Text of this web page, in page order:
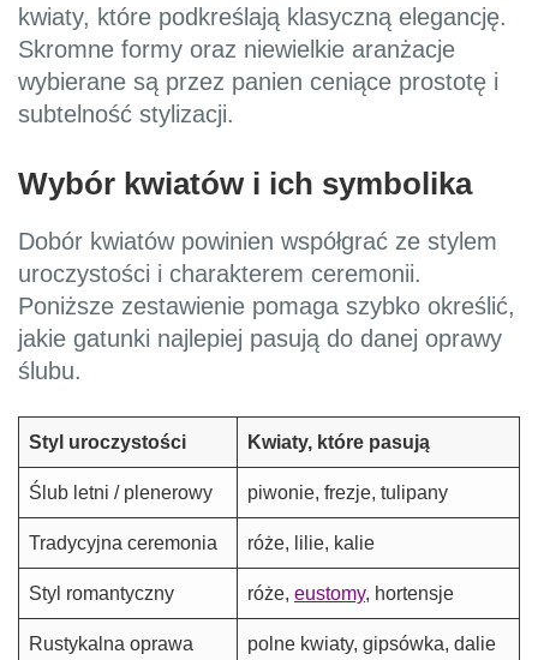
kwiaty, które podkreślają klasyczną elegancję.
Skromne formy oraz niewielkie aranżacje
wybierane są przez panien ceniące prostotę i
subtelność stylizacji.
Wybór kwiatów i ich symbolika
Dobór kwiatów powinien współgrać ze stylem
uroczystości i charakterem ceremonii.
Poniższe zestawienie pomaga szybko określić,
jakie gatunki najlepiej pasują do danej oprawy
ślubu.
Styl uroczystości Kwiaty, które pasują
Ślub letni / plenerowy piwonie, frezje, tulipany
Tradycyjna ceremonia róże, lilie, kalie
Styl romantyczny róże, eustomy, hortensje
Rustykalna oprawa polne kwiaty, gipsówka, dalie